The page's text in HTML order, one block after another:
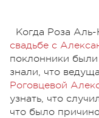
Когда Роза
свадьбе с
поклонники
знали, что
Роговцевой
узнать, что
что было